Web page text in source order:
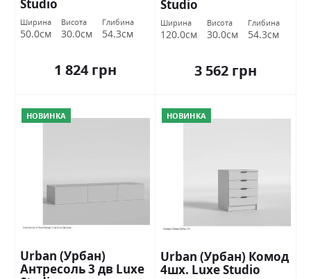
Studio
Ширина
50.0см
Висота
30.0см
Глибина
54.3см
1 824 грн
Studio
Ширина
120.0см
Висота
30.0см
Глибина
54.3см
3 562 грн
НОВИНКА
Urban (Урбан)
Антресоль 3 дв Luxe
НОВИНКА
Urban (Урбан) Комод
4шх. Luxe Studio